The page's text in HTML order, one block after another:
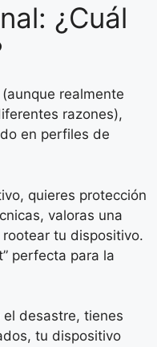
¿Cuál
realmente
razones),
en perfiles de
quieres protección
valoras una
tu dispositivo.
perfecta para la
el desastre, tienes
tu dispositivo